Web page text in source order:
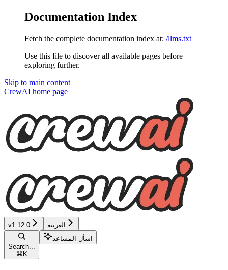
Documentation Index
Fetch the complete documentation index at: /llms.txt
Use this file to discover all available pages before
exploring further.
Skip to main content
CrewAI home page
v1.12.0 العربية
Search...
⌘ K
اسأل المساعد